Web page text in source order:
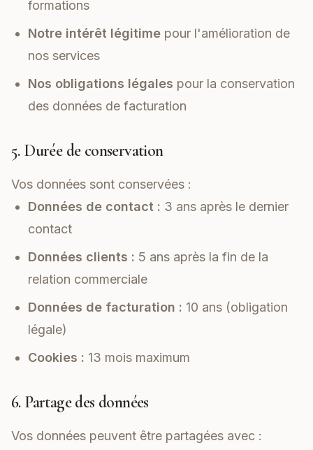
formations
Notre intérêt légitime pour l'amélioration de
nos services
Nos obligations légales pour la conservation
des données de facturation
5. Durée de conservation
Vos données sont conservées :
Données de contact : 3 ans après le dernier
contact
Données clients : 5 ans après la fin de la
relation commerciale
Données de facturation : 10 ans (obligation
légale)
Cookies : 13 mois maximum
6. Partage des données
Vos données peuvent être partagées avec :